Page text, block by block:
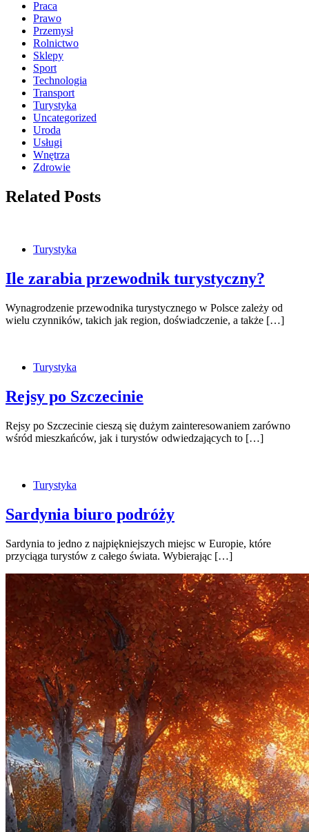
Praca
Prawo
Przemysł
Rolnictwo
Sklepy
Sport
Technologia
Transport
Turystyka
Uncategorized
Uroda
Usługi
Wnętrza
Zdrowie
Related Posts
Turystyka
Ile zarabia przewodnik turystyczny?
Wynagrodzenie przewodnika turystycznego w Polsce zależy od
wielu czynników, takich jak region, doświadczenie, a także […]
Turystyka
Rejsy po Szczecinie
Rejsy po Szczecinie cieszą się dużym zainteresowaniem zarówno
wśród mieszkańców, jak i turystów odwiedzających to […]
Turystyka
Sardynia biuro podróży
Sardynia to jedno z najpiękniejszych miejsc w Europie, które
przyciąga turystów z całego świata. Wybierając […]